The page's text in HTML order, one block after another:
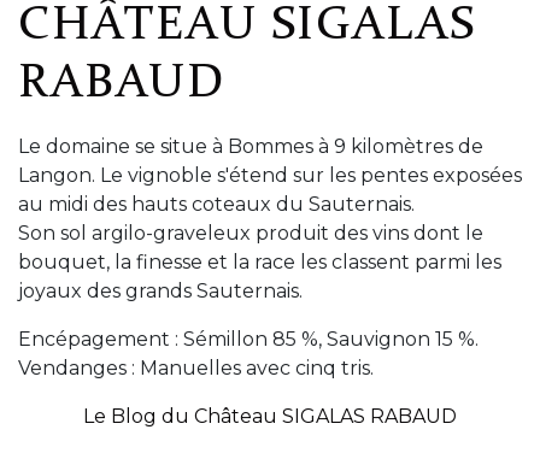
CHÂTEAU SIGALAS
RABAUD
Le domaine se situe à Bommes à 9 kilomètres de
Langon. Le vignoble s'étend sur les pentes exposées
au midi des hauts coteaux du Sauternais.
Son sol argilo-graveleux produit des vins dont le
bouquet, la finesse et la race les classent parmi les
joyaux des grands Sauternais.
Encépagement : Sémillon 85 %, Sauvignon 15 %.
Vendanges : Manuelles avec cinq tris.
Le Blog du Château SIGALAS RABAUD